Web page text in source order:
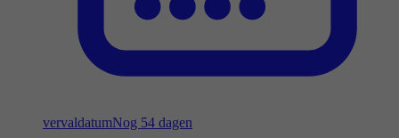
vervaldatumNog 54 dagen